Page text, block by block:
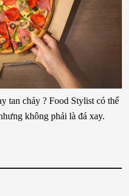
tan chảy ? Food Stylist có thể
không phải là đá xay.